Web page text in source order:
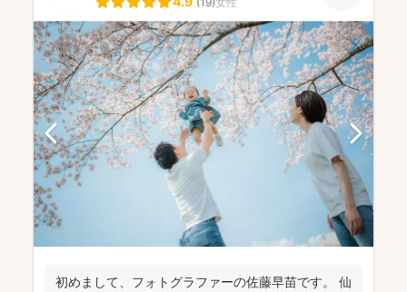
初めまして、フォトグラファーの佐藤早苗です。 仙